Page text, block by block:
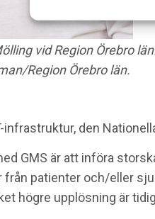
vid Region Örebro
Region Örebro län.
den
GMS är att införa
från patienter och/eller
högre upplösning är